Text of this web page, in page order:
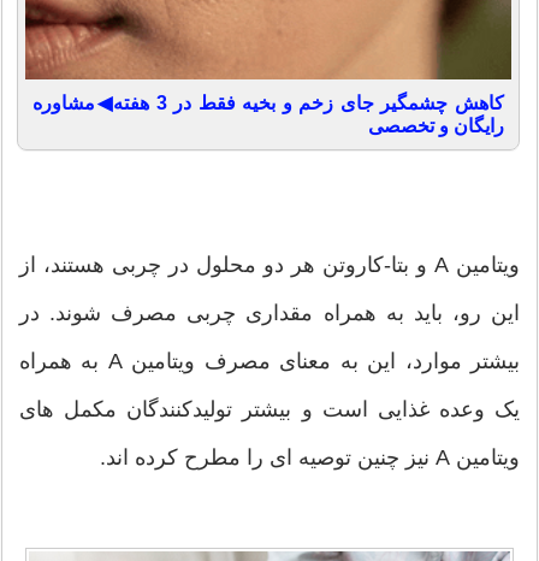
کاهش چشمگیر جای زخم و بخیه فقط در 3 هفته◀مشاوره
رایگان و تخصصی
ویتامین A و بتا-کاروتن هر دو محلول در چربی هستند، از
این رو، باید به همراه مقداری چربی مصرف شوند. در
بیشتر موارد، این به معنای مصرف ویتامین A به همراه
یک وعده غذایی است و بیشتر تولیدکنندگان مکمل های
ویتامین A نیز چنین توصیه ای را مطرح کرده اند.